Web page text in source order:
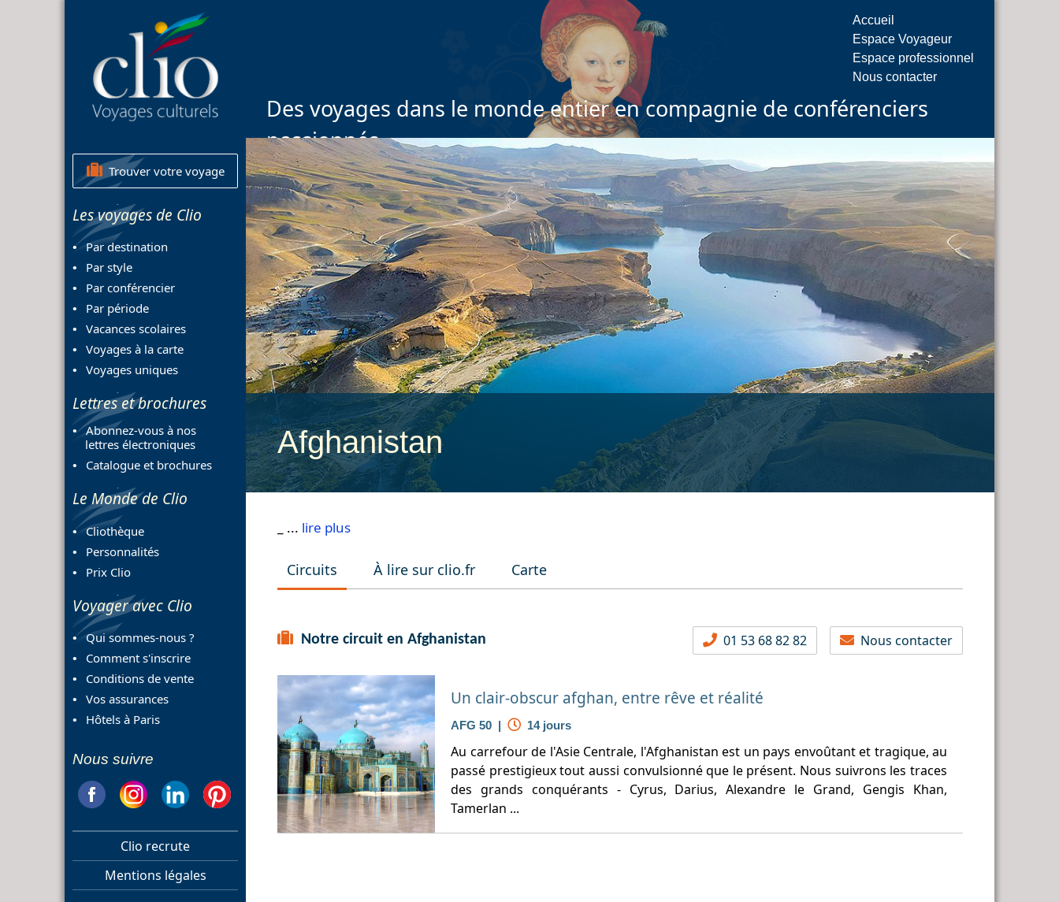
Accueil
Espace Voyageur
Espace professionnel
Nous contacter
Des voyages dans le monde entier en compagnie de conférenciers
passionnés
Trouver votre voyage
Les voyages de Clio
Par destination
Par style
Par conférencier
Par période
Vacances scolaires
Voyages à la carte
Voyages uniques
Lettres et brochures
Abonnez-vous à nos
lettres électroniques
Catalogue et brochures
Le Monde de Clio
Cliothèque
Personnalités
Prix Clio
Voyager avec Clio
Qui sommes-nous ?
Comment s'inscrire
Conditions de vente
Vos assurances
Hôtels à Paris
Nous suivre
Clio recrute
Mentions légales
Afghanistan
_ ... lire plus
Circuits À lire sur clio.fr Carte
01 53 68 82 82 Nous contacter
Notre circuit en Afghanistan
Un clair-obscur afghan, entre rêve et réalité
AFG 50 | 14 jours
Au carrefour de l'Asie Centrale, l'Afghanistan est un pays envoûtant et tragique, au
passé prestigieux tout aussi convulsionné que le présent. Nous suivrons les traces
des grands conquérants - Cyrus, Darius, Alexandre le Grand, Gengis Khan,
Tamerlan ...